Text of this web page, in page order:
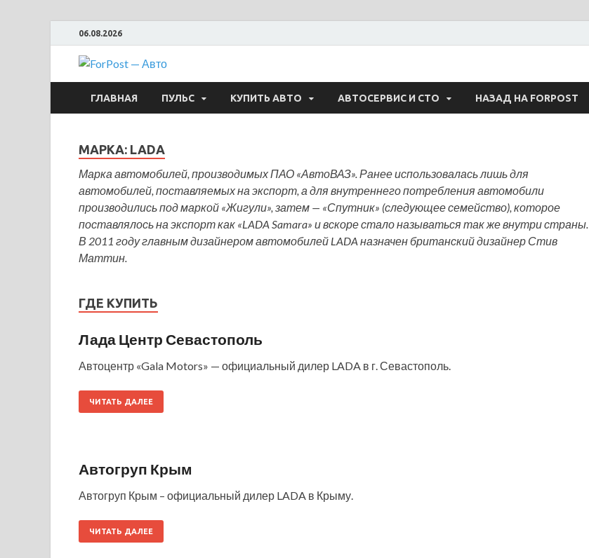
06.08.2026
ForPost — Авто
ГЛАВНАЯ ПУЛЬС КУПИТЬ АВТО АВТОСЕРВИС И СТО НАЗАД НА FORPOST
МАРКА: LADA
Марка автомобилей, производимых ПАО «АвтоВАЗ». Ранее использовалась лишь для
автомобилей, поставляемых на экспорт, а для внутреннего потребления автомобили
производились под маркой «Жигули», затем — «Спутник» (следующее семейство), которое
поставлялось на экспорт как «LADA Samara» и вскоре стало называться так же внутри страны.
В 2011 году главным дизайнером автомобилей LADA назначен британский дизайнер Стив
Маттин.
ГДЕ КУПИТЬ
Лада Центр Севастополь
Автоцентр «Gala Motors» — официальный дилер LADA в г. Севастополь.
ЧИТАТЬ ДАЛЕЕ
Автогруп Крым
Автогруп Крым – официальный дилер LADA в Крыму.
ЧИТАТЬ ДАЛЕЕ